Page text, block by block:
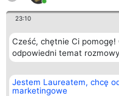
23:10
Cześć, chętnie Ci pomogę!
odpowiedni temat
Jestem Laureatem, chcę
marketingowe
Organizator plebiscytu
Bright Side Solutions sp. z o.
o. sp. k.